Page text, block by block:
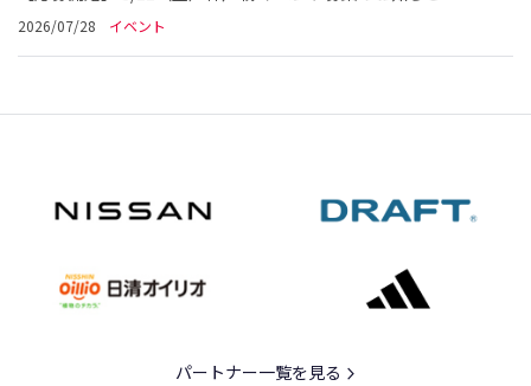
2026/07/28 イベント
パートナー一覧を見る